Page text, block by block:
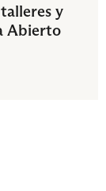
y
Abierto